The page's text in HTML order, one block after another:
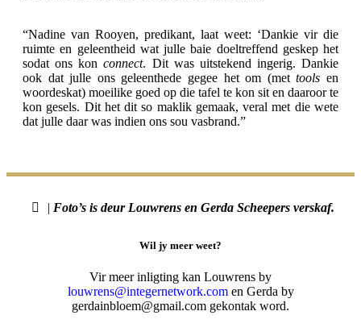
“Nadine van Rooyen, predikant, laat weet: ‘Dankie vir die
ruimte en geleentheid wat julle baie doeltreffend geskep het
sodat ons konconnect. Dit was uitstekend ingerig. Dankie
ook dat julle ons geleenthede gegee het om (mettools en
woordeskat) moeilike goed op die tafel te kon sit en daaroor te
kon gesels. Dit het dit so maklik gemaak, veral met die wete
dat julle daar was indien ons sou vasbrand.”
| Foto’s is deur Louwrens en Gerda Scheepers verskaf.
Wil jy meer weet?
Vir meer inligting kan Louwrens by
louwrens@integernetwork.comen Gerda by
gerdainbloem@gmail.com gekontak word.